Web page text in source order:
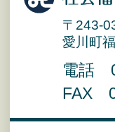
〒243-
愛川町
電話
FAX